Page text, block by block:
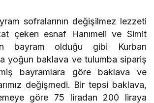
sofralarının değişilmez lezzeti
çeken esnaf Hanımeli ve Simit
bayram olduğu gibi Kurban
yoğun baklava ve tulumba sipariş
bayramlara göre baklava ve
değişmedi. Bir tepsi baklava,
göre 75 liradan 200 liraya